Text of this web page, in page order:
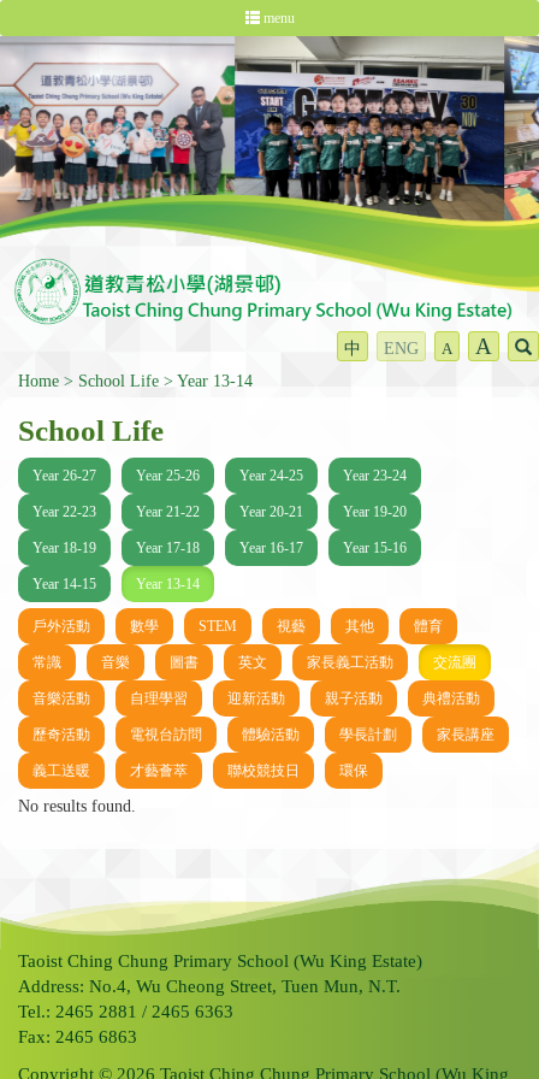
menu
中 ENG A A
Home School Life Year 13-14
School Life
Year 26-27 Year 25-26 Year 24-25 Year 23-24
Year 22-23 Year 21-22 Year 20-21 Year 19-20
Year 18-19 Year 17-18 Year 16-17 Year 15-16
Year 14-15 Year 13-14
戶外活動 數學 STEM 視藝 其他 體育
常識 音樂 圖書 英文 家長義工活動 交流團
音樂活動 自理學習 迎新活動 親子活動 典禮活動
歷奇活動 電視台訪問 體驗活動 學長計劃 家長講座
義工送暖 才藝薈萃 聯校競技日 環保
No results found.
Taoist Ching Chung Primary School (Wu King Estate)
Address: No.4, Wu Cheong Street, Tuen Mun, N.T.
Tel.: 2465 2881 / 2465 6363
Fax: 2465 6863
Copyright © 2026 Taoist Ching Chung Primary School (Wu King